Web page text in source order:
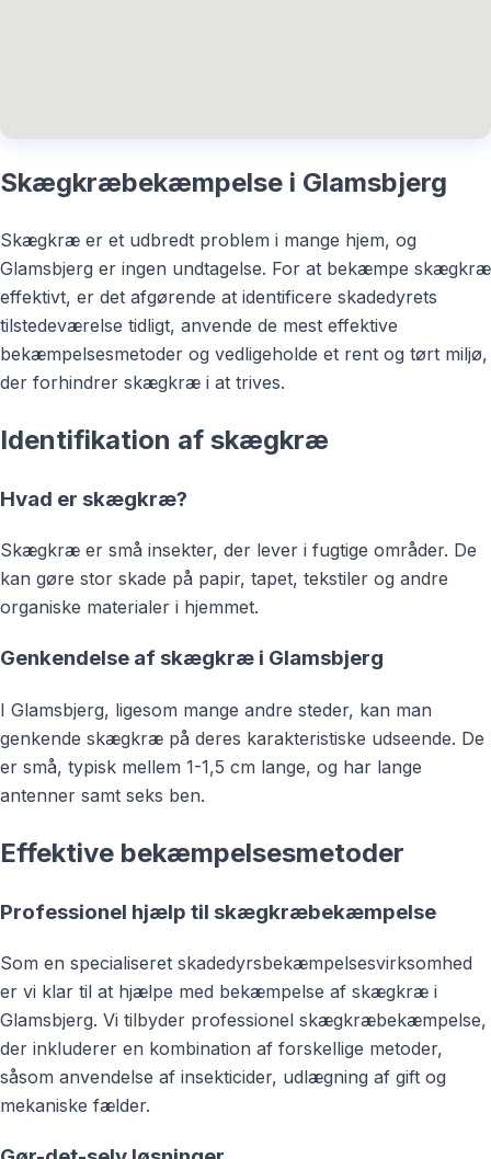
Skægkræbekæmpelse i Glamsbjerg
Skægkræ er et udbredt problem i mange hjem, og
Glamsbjerg er ingen undtagelse. For at bekæmpe skægkræ
effektivt, er det afgørende at identificere skadedyrets
tilstedeværelse tidligt, anvende de mest effektive
bekæmpelsesmetoder og vedligeholde et rent og tørt miljø,
der forhindrer skægkræ i at trives.
Identifikation af skægkræ
Hvad er skægkræ?
Skægkræ er små insekter, der lever i fugtige områder. De
kan gøre stor skade på papir, tapet, tekstiler og andre
organiske materialer i hjemmet.
Genkendelse af skægkræ i Glamsbjerg
I Glamsbjerg, ligesom mange andre steder, kan man
genkende skægkræ på deres karakteristiske udseende. De
er små, typisk mellem 1-1,5 cm lange, og har lange
antenner samt seks ben.
Effektive bekæmpelsesmetoder
Professionel hjælp til skægkræbekæmpelse
Som en specialiseret skadedyrsbekæmpelsesvirksomhed
er vi klar til at hjælpe med bekæmpelse af skægkræ i
Glamsbjerg. Vi tilbyder professionel skægkræbekæmpelse,
der inkluderer en kombination af forskellige metoder,
såsom anvendelse af insekticider, udlægning af gift og
mekaniske fælder.